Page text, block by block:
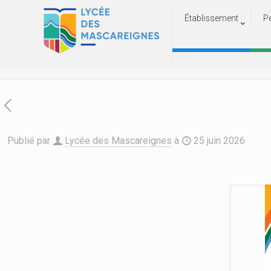
Établissement
Publié par Lycée des Mascareignes à 25 juin 2026